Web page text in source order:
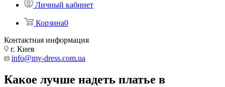
Личный кабинет
Корзина0
Контактная информация
г. Киев
info@my-dress.com.ua
Какое лучше надеть платье в